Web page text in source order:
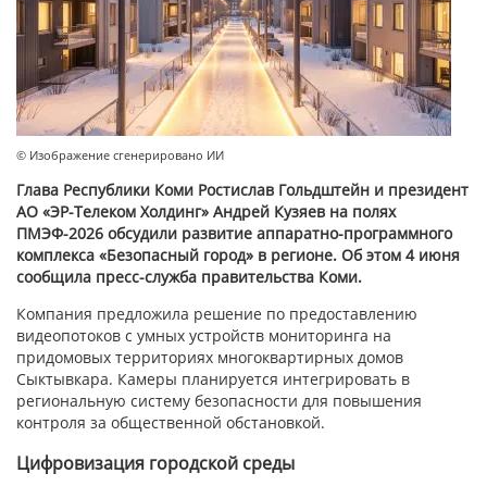
© Изображение сгенерировано ИИ
Глава Республики Коми Ростислав Гольдштейн и президент
АО «ЭР-Телеком Холдинг» Андрей Кузяев на полях
ПМЭФ-2026 обсудили развитие аппаратно-программного
комплекса «Безопасный город» в регионе. Об этом 4 июня
сообщила пресс-служба правительства Коми.
Компания предложила решение по предоставлению
видеопотоков с умных устройств мониторинга на
придомовых территориях многоквартирных домов
Сыктывкара. Камеры планируется интегрировать в
региональную систему безопасности для повышения
контроля за общественной обстановкой.
Цифровизация городской среды